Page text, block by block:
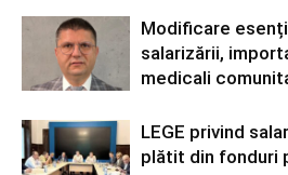
Modificare
salarizării,
medicali
LEGE privind
plătit din fonduri